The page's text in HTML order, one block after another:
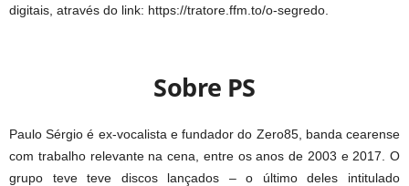
digitais, através do link: https://tratore.ffm.to/o-segredo.
Sobre PS
Paulo Sérgio é ex-vocalista e fundador do Zero85, banda cearense
com trabalho relevante na cena, entre os anos de 2003 e 2017. O
grupo teve teve discos lançados – o último deles intitulado